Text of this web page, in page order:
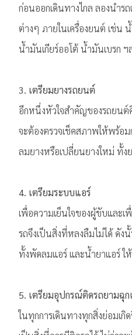
ก่อนออกเดินทางไกล ลองนำร
ต่างๆ ภายในเครื่องยนต์ เช่น
น้ำมันเกียร์ออโต้ น้ำมันเบรก
3. เตรียมยางรถยนต์
อีกหนึ่งหัวใจสำคัญของรถยนต์
จะต้องตรวจเช็คสภาพให้พร้อ
ลมยางหรือเปลี่ยนยางใหม่ ทั้ง
4. เตรียมระบบแอร์
เพื่อความเย็นใจของผู้ขับและ
รถจึงเป็นสิ่งที่หลงลืมไม่ได้ ดัง
ทั้งพัดลมแอร์ และน้ำยาแอร์ ใ
5. เตรียมอุปกรณ์ติดรถยามฉุก
ในทุกการเดินทางทุกสิ่งย่อมเ